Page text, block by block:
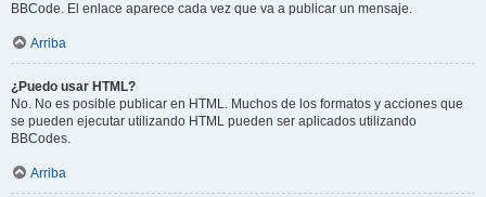
BBCode. El enlace aparece cada vez que va a publicar un mensaje.
Arriba
¿Puedo usar HTML?
No. No es posible publicar en HTML. Muchos de los formatos y acciones que
se pueden ejecutar utilizando HTML pueden ser aplicados utilizando
BBCodes.
Arriba